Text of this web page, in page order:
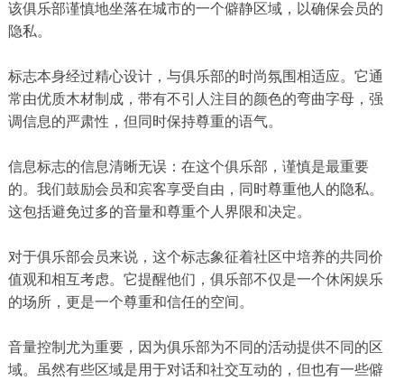
该俱乐部谨慎地坐落在城市的一个僻静区域，以确保会员的
隐私。
标志本身经过精心设计，与俱乐部的时尚氛围相适应。它通
常由优质木材制成，带有不引人注目的颜色的弯曲字母，强
调信息的严肃性，但同时保持尊重的语气。
信息标志的信息清晰无误：在这个俱乐部，谨慎是最重要
的。我们鼓励会员和宾客享受自由，同时尊重他人的隐私。
这包括避免过多的音量和尊重个人界限和决定。
对于俱乐部会员来说，这个标志象征着社区中培养的共同价
值观和相互考虑。它提醒他们，俱乐部不仅是一个休闲娱乐
的场所，更是一个尊重和信任的空间。
音量控制尤为重要，因为俱乐部为不同的活动提供不同的区
域。虽然有些区域是用于对话和社交互动的，但也有一些僻